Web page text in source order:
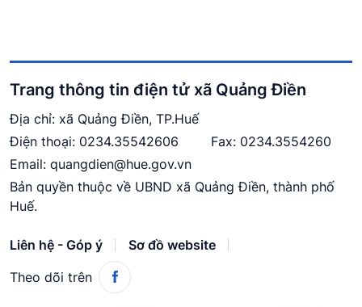
Trang thông tin điện tử xã Quảng Điền
Địa chỉ: xã Quảng Điền, TP.Huế
Điện thoại: 0234.35542606
Fax: 0234.3554260
Email: quangdien@hue.gov.vn
Bản quyền thuộc về UBND xã Quảng Điền, thành phố
Huế.
Liên hệ - Góp ý
Sơ đồ website
Theo dõi trên